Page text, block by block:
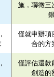
施，聯徵三
僅就申辦項
合的方
僅評估還款
創造的